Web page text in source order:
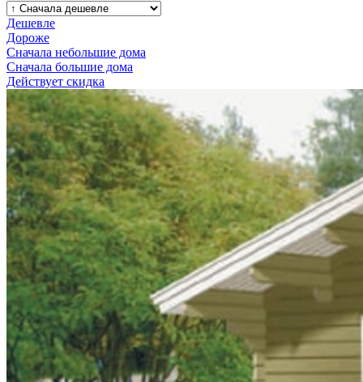
Дешевле
Дороже
Сначала небольшие дома
Сначала большие дома
Действует скидка